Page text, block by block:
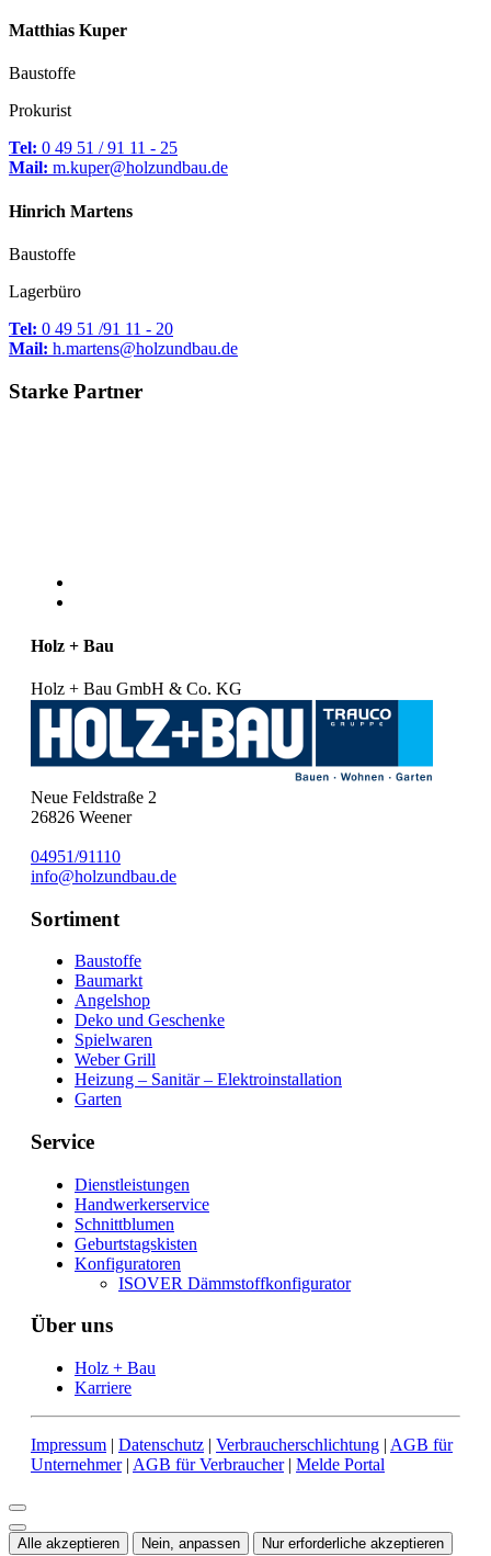
Matthias Kuper
Baustoffe
Prokurist
Tel: 0 49 51 / 91 11 - 25
Mail: m.kuper@holzundbau.de
Hinrich Martens
Baustoffe
Lagerbüro
Tel: 0 49 51 /91 11 - 20
Mail: h.martens@holzundbau.de
Starke Partner
Holz + Bau
Holz + Bau GmbH & Co. KG
Neue Feldstraße 2
26826 Weener
04951/91110
info@holzundbau.de
Sortiment
Baustoffe
Baumarkt
Angelshop
Deko und Geschenke
Spielwaren
Weber Grill
Heizung – Sanitär – Elektroinstallation
Garten
Service
Dienstleistungen
Handwerkerservice
Schnittblumen
Geburtstagskisten
Konfiguratoren
ISOVER Dämmstoffkonfigurator
Über uns
Holz + Bau
Karriere
Impressum | Datenschutz | Verbraucherschlichtung | AGB für
Unternehmer| AGB für Verbraucher| Melde Portal
Alle akzeptieren Nein, anpassen Nur erforderliche akzeptieren